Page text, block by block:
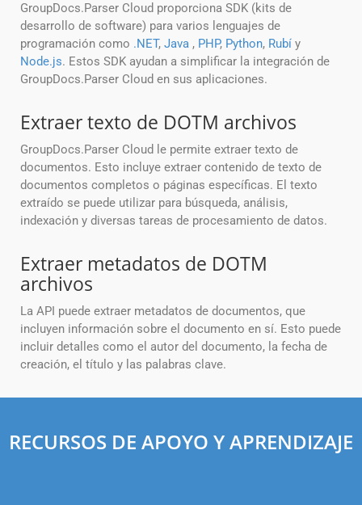
GroupDocs.Parser Cloud proporciona SDK (kits de
desarrollo de software) para varios lenguajes de
programación como .NET, Java , PHP, Python, Rubí y
Node.js. Estos SDK ayudan a simplificar la integración de
GroupDocs.Parser Cloud en sus aplicaciones.
Extraer texto de DOTM archivos
GroupDocs.Parser Cloud le permite extraer texto de
documentos. Esto incluye extraer contenido de texto de
documentos completos o páginas específicas. El texto
extraído se puede utilizar para búsqueda, análisis,
indexación y diversas tareas de procesamiento de datos.
Extraer metadatos de DOTM
archivos
La API puede extraer metadatos de documentos, que
incluyen información sobre el documento en sí. Esto puede
incluir detalles como el autor del documento, la fecha de
creación, el título y las palabras clave.
RECURSOS DE APOYO Y APRENDIZAJE